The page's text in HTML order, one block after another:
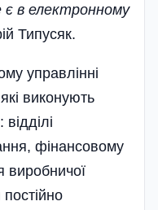
є в електронному
Типусяк.
управлінні
виконують
фінансовому
виробничої